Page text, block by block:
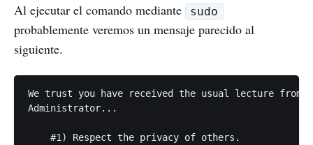
Al ejecutar el comando mediante sudo
probablemente veremos un mensaje parecido al
siguiente.
We trust you have received the usual lecture from
Administrator...
    #1) Respect the privacy of others.